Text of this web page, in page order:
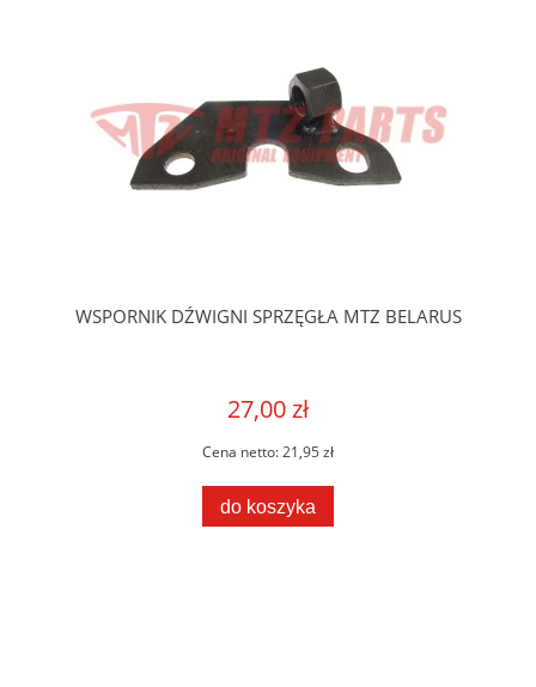
WSPORNIK DŹWIGNI SPRZĘGŁA MTZ BELARUS
27,00 zł
Cena netto:21,95 zł
do koszyka